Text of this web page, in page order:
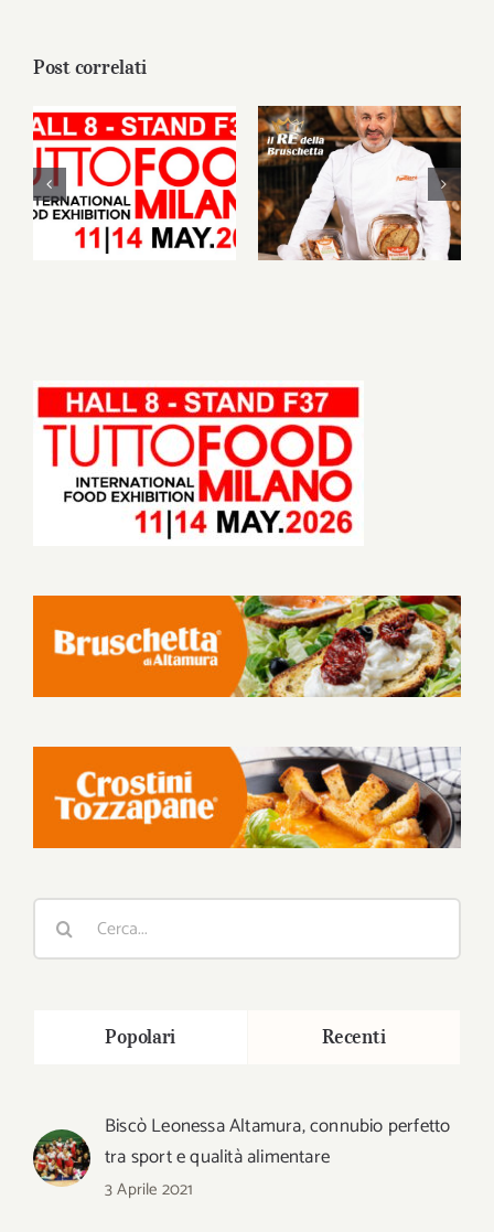
Post correlati
PanBiscò al
TUTTOFOOD
Milano
PanBiscò approda
a TUTTOFOOD
Milano 2026: l’arte
della panificazione
altamurana
incontra
Cerca
Popolari Recenti
Biscò Leonessa Altamura, connubio perfetto
tra sport e qualità alimentare
3 Aprile 2021